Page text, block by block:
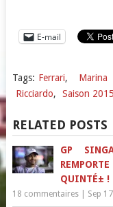
E-mail
Tags: Ferrari, Marina
Ricciardo, Saison 2015
RELATED POSTS
GP
QUINTÉ± !
18 commentaires| Sep